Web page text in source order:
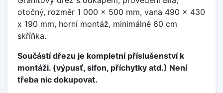
otočný, rozměr 1 000 x 500 mm, vana 490 x 430
x 190 mm, horní montáž, minimálně 60 cm
skříňka.
Součástí dřezu je kompletní příslušenství k
montáži. (výpusť, sifon, příchytky atd.) Není
třeba nic dokupovat.